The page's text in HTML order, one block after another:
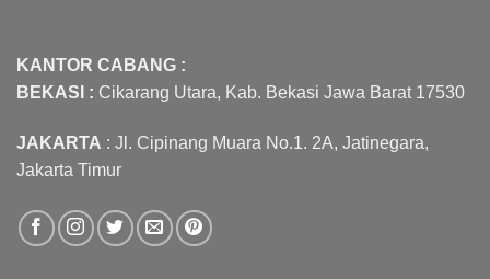
KANTOR CABANG :
BEKASI : Cikarang Utara, Kab. Bekasi Jawa Barat 17530
JAKARTA : Jl. Cipinang Muara No.1. 2A, Jatinegara,
Jakarta Timur